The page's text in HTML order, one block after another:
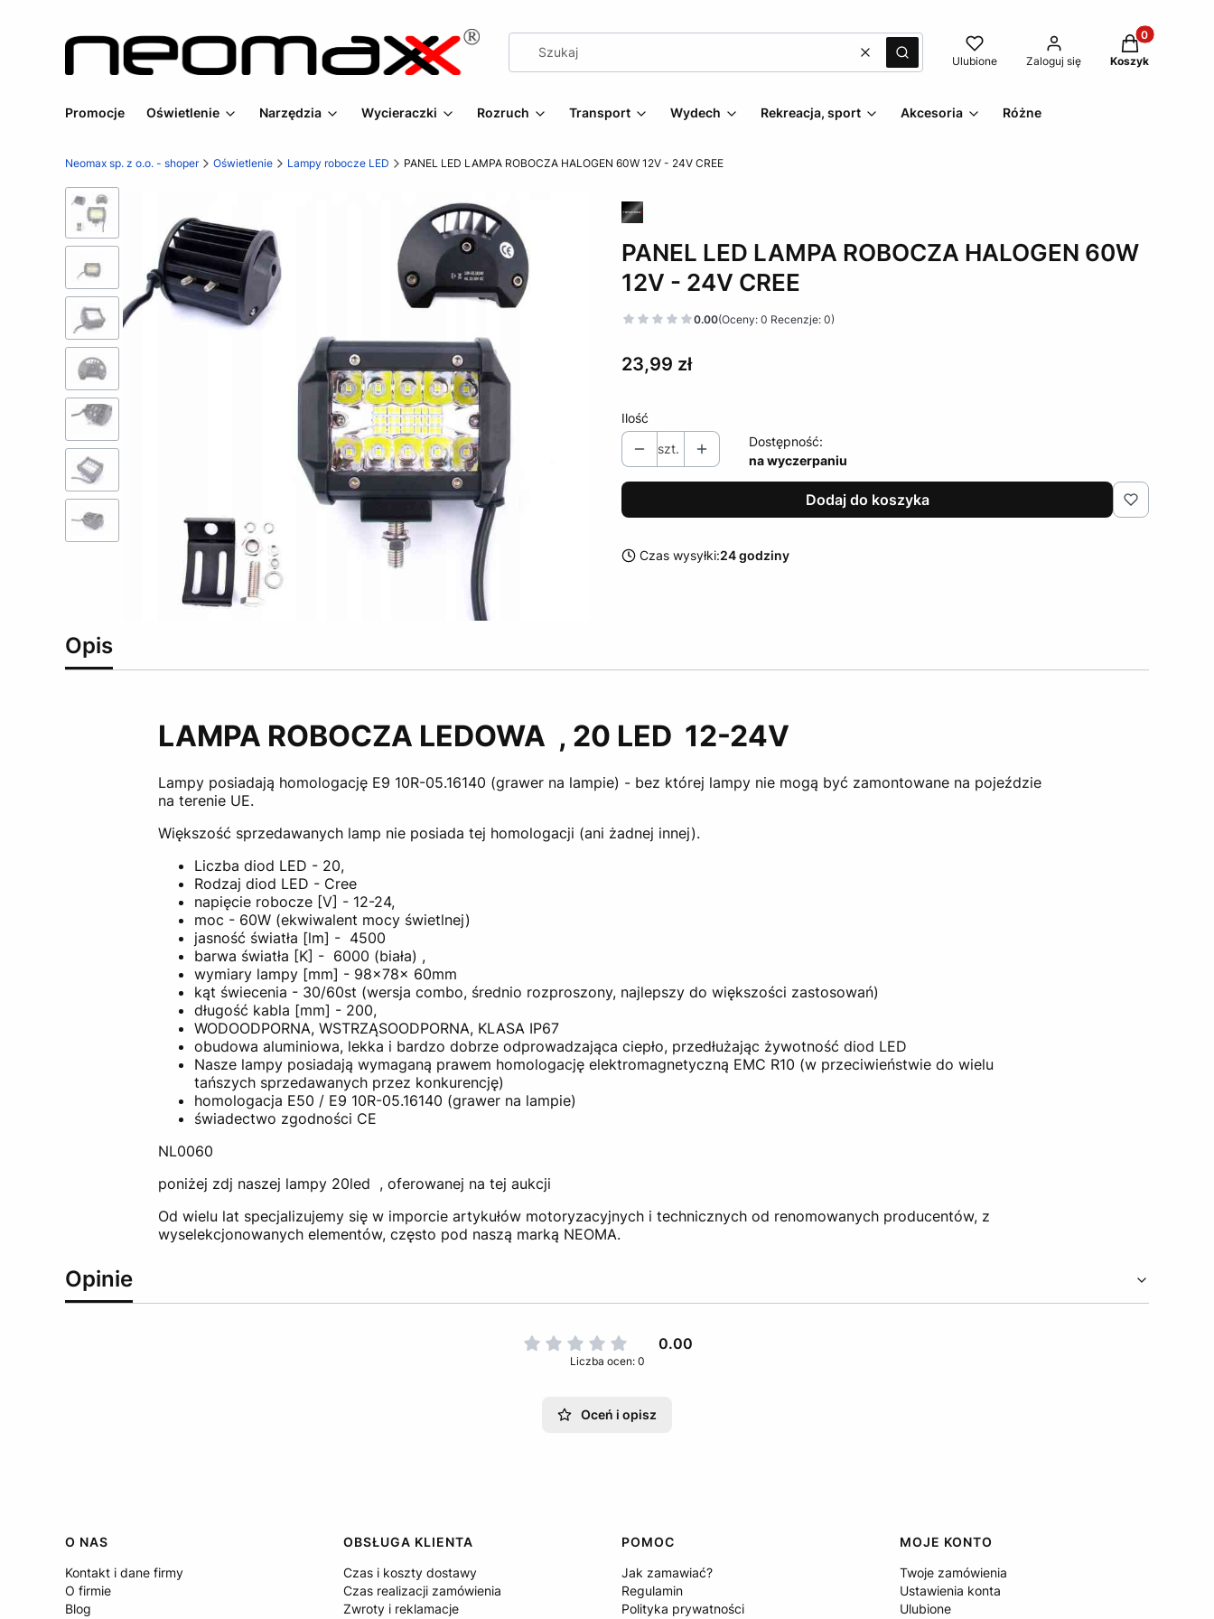
WyczyśćSzukaj Ulubione Zaloguj się
Produkty w
Koszyk
Promocje Oświetlenie Narzędzia Wycieraczki Rozruch Transport Wydech Rekreacja, sport Akcesoria Różne
Neomax sp. z o.o. - shoper Oświetlenie Lampy robocze LED PANEL LED LAMPA ROBOCZA HALOGEN 60W 12V - 24V CREE
PANEL LED LAMPA ROBOCZA HALOGEN 60W
12V - 24V CREE
0.00(Oceny: 0 Recenzje: 0)
Cena
23,99 zł
Ilość
szt.
Dostępność:
na wyczerpaniu
Dodaj do koszyka
Czas wysyłki:24 godziny
Opis
LAMPA ROBOCZA LEDOWA , 20 LED 12-24V
Lampy posiadają homologację E9 10R-05.16140 (grawer na lampie) - bez której lampy nie mogą być zamontowane na pojeździe
na terenie UE.
Większość sprzedawanych lamp nie posiada tej homologacji (ani żadnej innej).
Liczba diod LED - 20,
Rodzaj diod LED - Cree
napięcie robocze [V] - 12-24,
moc - 60W (ekwiwalent mocy świetlnej)
jasność światła [lm] - 4500
barwa światła [K] - 6000 (biała) ,
wymiary lampy [mm] - 98x78x 60mm
kąt świecenia - 30/60st (wersja combo, średnio rozproszony, najlepszy do większości zastosowań)
długość kabla [mm] - 200,
WODOODPORNA, WSTRZĄSOODPORNA, KLASA IP67
obudowa aluminiowa, lekka i bardzo dobrze odprowadzająca ciepło, przedłużając żywotność diod LED
Nasze lampy posiadają wymaganą prawem homologację elektromagnetyczną EMC R10 (w przeciwieństwie do wielu
tańszych sprzedawanych przez konkurencję)
homologacja E50 / E9 10R-05.16140 (grawer na lampie)
świadectwo zgodności CE
NL0060
poniżej zdj naszej lampy 20led , oferowanej na tej aukcji
Od wielu lat specjalizujemy się w imporcie artykułów motoryzacyjnych i technicznych od renomowanych producentów, z
wyselekcjonowanych elementów, często pod naszą marką NEOMA.
Opinie
0.00
Liczba ocen: 0
Oceń i opisz
Linki w stopce
O NAS
Kontakt i dane firmy
O firmie
Blog
OBSŁUGA KLIENTA
Czas i koszty dostawy
Czas realizacji zamówienia
Zwroty i reklamacje
POMOC
Jak zamawiać?
Regulamin
Polityka prywatności
MOJE KONTO
Twoje zamówienia
Ustawienia konta
Ulubione